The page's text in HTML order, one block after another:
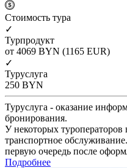
Cтоимость тура
✓
Турпродукт
от 4069 BYN (1165 EUR)
✓
Туруслуга
250 BYN
Туруслуга - оказание
бронирования.
У некоторых туроператоров
транспортное
первую очередь после
Подробнее